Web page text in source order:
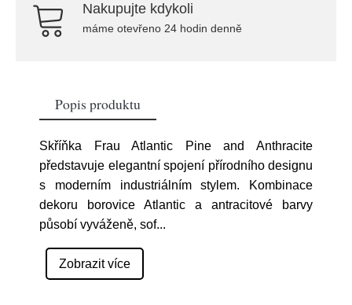
Nakupujte kdykoli
máme otevřeno 24 hodin denně
Popis produktu
Skříňka Frau Atlantic Pine and Anthracite
představuje elegantní spojení přírodního designu
s moderním industriálním stylem. Kombinace
dekoru borovice Atlantic a antracitové barvy
působí vyváženě, sof...
Zobrazit více